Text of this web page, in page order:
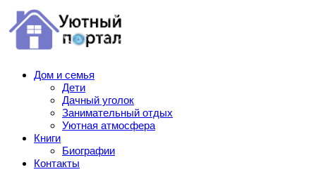
Дом и семья
Дети
Дачный уголок
Занимательный отдых
Уютная атмосфера
Книги
Биографии
Контакты